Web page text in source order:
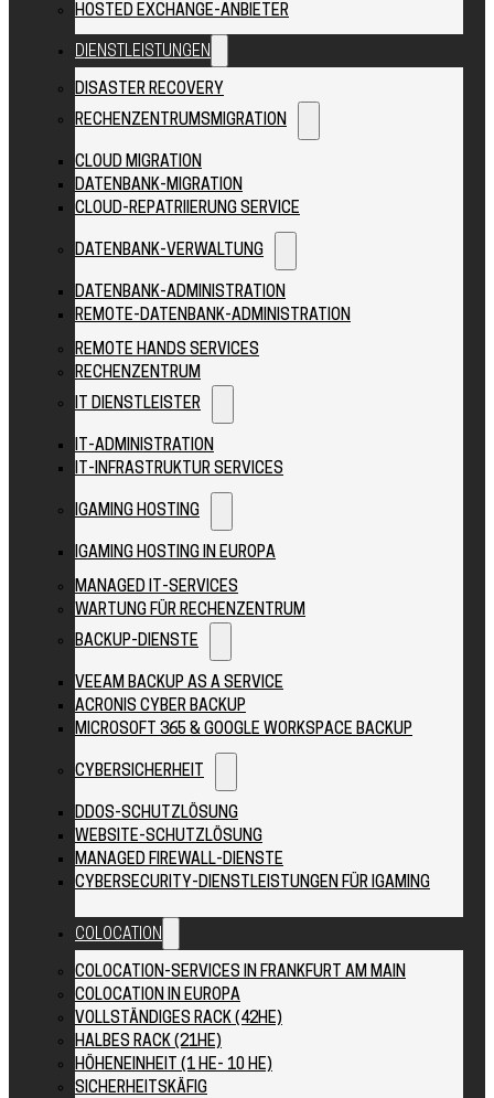
HOSTED EXCHANGE-ANBIETER
DIENSTLEISTUNGEN
DISASTER RECOVERY
RECHENZENTRUMSMIGRATION
CLOUD MIGRATION
DATENBANK-MIGRATION
CLOUD-REPATRIIERUNG SERVICE
DATENBANK-VERWALTUNG
DATENBANK-ADMINISTRATION
REMOTE-DATENBANK-ADMINISTRATION
REMOTE HANDS SERVICES
RECHENZENTRUM
IT DIENSTLEISTER
IT-ADMINISTRATION
IT-INFRASTRUKTUR SERVICES
IGAMING HOSTING
IGAMING HOSTING IN EUROPA
MANAGED IT-SERVICES
WARTUNG FÜR RECHENZENTRUM
BACKUP-DIENSTE
VEEAM BACKUP AS A SERVICE
ACRONIS CYBER BACKUP
MICROSOFT 365 & GOOGLE WORKSPACE BACKUP
CYBERSICHERHEIT
DDOS-SCHUTZLÖSUNG
WEBSITE-SCHUTZLÖSUNG
MANAGED FIREWALL-DIENSTE
CYBERSECURITY-DIENSTLEISTUNGEN FÜR IGAMING
COLOCATION
COLOCATION-SERVICES IN FRANKFURT AM MAIN
COLOCATION IN EUROPA
VOLLSTÄNDIGES RACK (42HE)
HALBES RACK (21HE)
HÖHENEINHEIT (1 HE- 10 HE)
SICHERHEITSKÄFIG